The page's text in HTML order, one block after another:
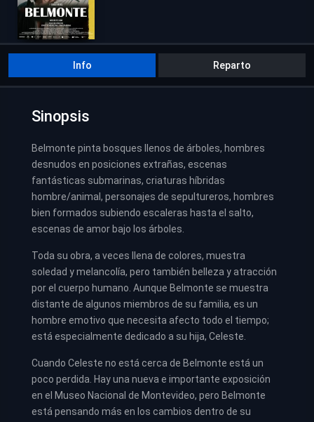
Info Reparto
Sinopsis
Belmonte pinta bosques llenos de árboles, hombres
desnudos en posiciones extrañas, escenas
fantásticas submarinas, criaturas híbridas
hombre/animal, personajes de sepultureros, hombres
bien formados subiendo escaleras hasta el salto,
escenas de amor bajo los árboles.
Toda su obra, a veces llena de colores, muestra
soledad y melancolía, pero también belleza y atracción
por el cuerpo humano. Aunque Belmonte se muestra
distante de algunos miembros de su familia, es un
hombre emotivo que necesita afecto todo el tiempo;
está especialmente dedicado a su hija, Celeste.
Cuando Celeste no está cerca de Belmonte está un
poco perdida. Hay una nueva e importante exposición
en el Museo Nacional de Montevideo, pero Belmonte
está pensando más en los cambios dentro de su